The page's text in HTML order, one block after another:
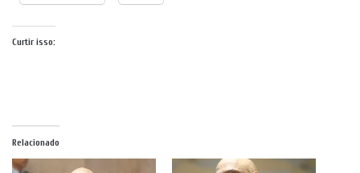
Curtir isso:
Relacionado